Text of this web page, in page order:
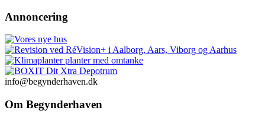
Annoncering
info@begynderhaven.dk
Om Begynderhaven